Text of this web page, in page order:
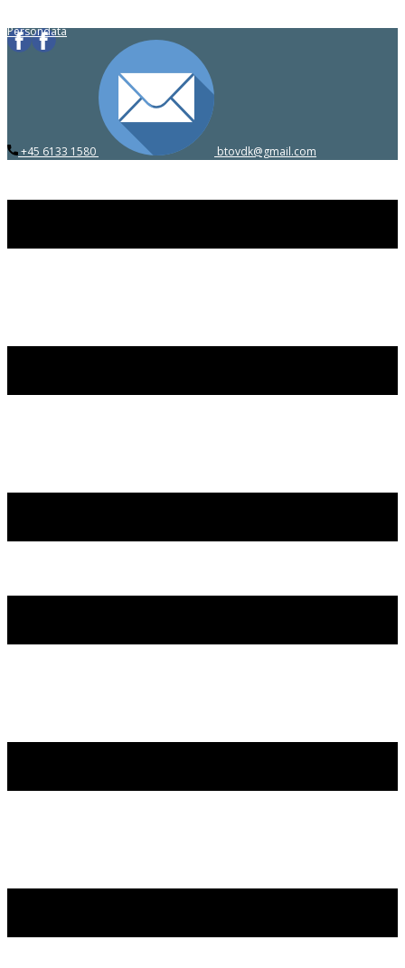
Persondata
​+45 6133 1580 ​btovdk@gmail.com